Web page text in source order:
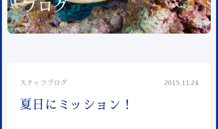
ブログ
スタッフブログ 2015.11.24
夏日にミッション！